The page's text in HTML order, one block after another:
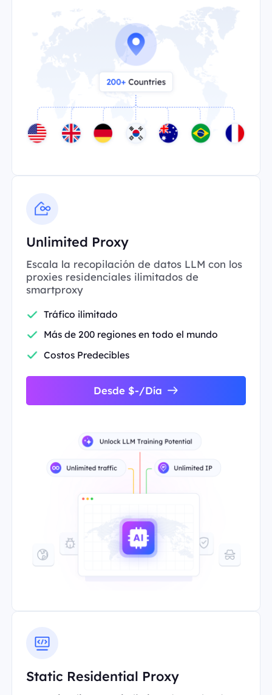
Unlimited Proxy
Escala la recopilación de datos LLM con los
proxies residenciales ilimitados de
smartproxy
Tráfico ilimitado
Más de 200 regiones en todo el mundo
Costos Predecibles
Desde $-/Día
Static Residential Proxy